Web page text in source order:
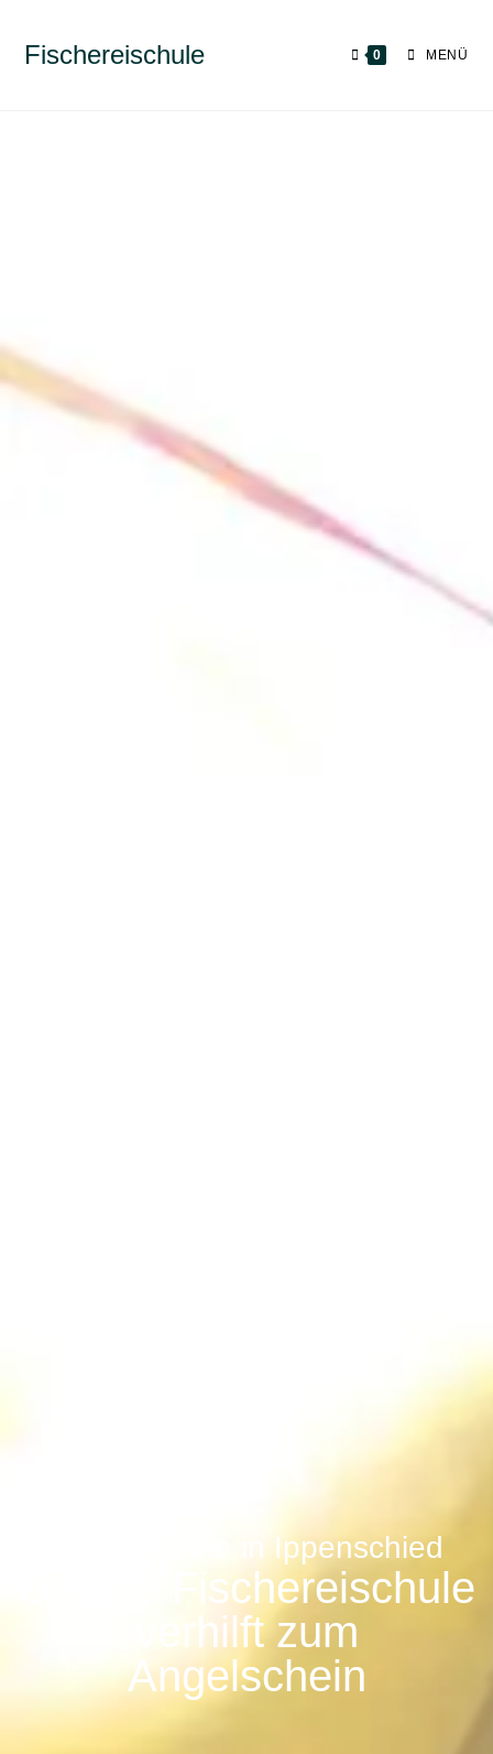
Fischereischule 0 MENÜ
Angelvereine in Ippenschied
Unsere Fischereischule
verhilft zum
Angelschein